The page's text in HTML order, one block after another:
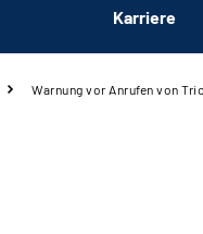
Karriere
Warnung vor Anrufen von